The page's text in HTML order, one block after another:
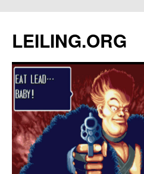
文
LEILING.ORG